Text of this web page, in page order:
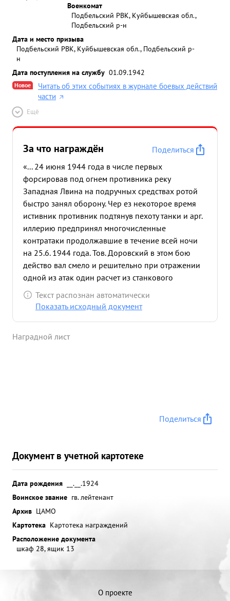
Военкомат
Подбельский РВК, Куйбышевская обл.,
Подбельский р-н
Дата и место призыва
Подбельский РВК, Куйбышевская обл., Подбельский р-
н
Дата поступления на службу 01.09.1942
Новое
Читать об этих событиях в журнале боевых действий
части
Ещё
За что награждён
Поделиться
«... 24 июня 1944 года в числе первых
форсировав под огнем противника реку
Западная Лвина на подручных средствах ротой
быстро занял оборону. Чер ез некоторое время
истивник противник подтянув пехоту танки и арг.
иллерию предпринял многочисленные
контратаки продолжавшие в течение всей ночи
на 25.6. 1944 года. Тов. Доровский в этом бою
действо вал смело и решительно при отражении
одной из атак один расчет из станкового
пулемета был выведен из строя, лег сам за
пулемет и косил наступающие цепи гитлеровцев
прикладом и гранатами. в этом бою погиб смерью
Текст распознан автоматически
Показать исходный документ
Наградной лист
Поделиться
Документ в учетной картотеке
Дата рождения
__.__.1924
Воинское звание гв. лейтенант
Архив ЦАМО
Картотека Картотека награждений
Расположение документа
шкаф 28, ящик 13
О проекте